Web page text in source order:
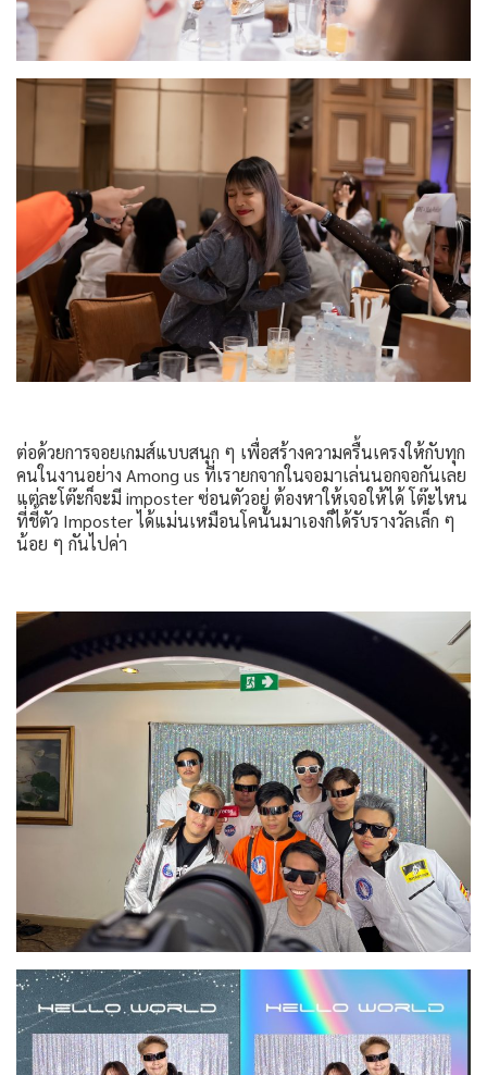
ต่อด้วยการจอยเกมส์แบบสนุก ๆ เพื่อสร้างความครื้นเครงให้กับทุก
คนในงานอย่าง Among us ที่เรายกจากในจอมาเล่นนอกจอกันเลย
แต่ละโต๊ะก็จะมี imposter ซ่อนตัวอยู่ ต้องหาให้เจอให้ได้ โต๊ะไหน
ที่ชี้ตัว Imposter ได้แม่นเหมือนโคนันมาเองก็ได้รับรางวัลเล็ก ๆ
น้อย ๆ กันไปค่า